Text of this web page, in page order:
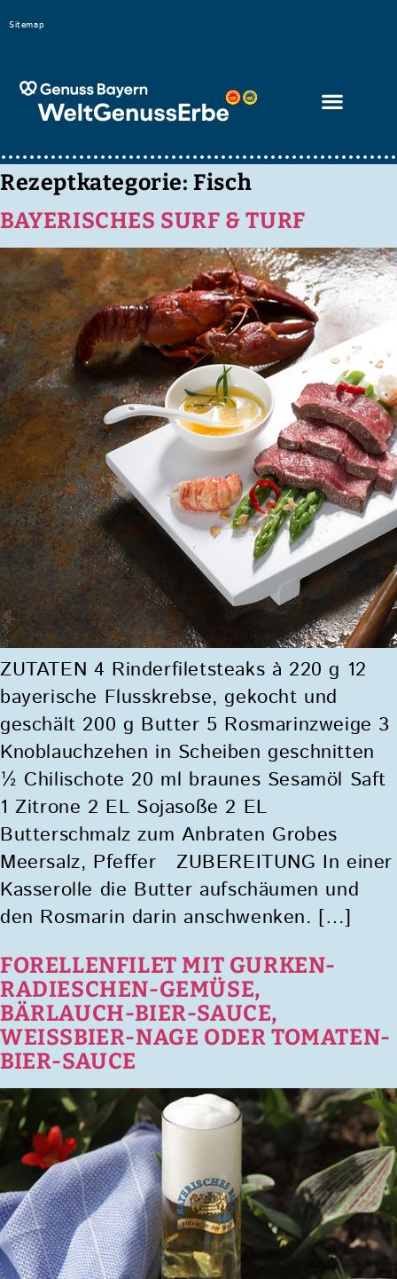
dass
diese
Seite
ein
Zugänglichkeitssystem
verwendet.
Sitemap
Rezeptkategorie: Fisch
BAYERISCHES SURF & TURF
ZUTATEN 4 Rinderfiletsteaks à 220 g 12
bayerische Flusskrebse, gekocht und
geschält 200 g Butter 5 Rosmarinzweige 3
Knoblauchzehen in Scheiben geschnitten
½ Chilischote 20 ml braunes Sesamöl Saft
1 Zitrone 2 EL Sojasoße 2 EL
Butterschmalz zum Anbraten Grobes
Meersalz, Pfeffer ZUBEREITUNG In einer
Kasserolle die Butter aufschäumen und
den Rosmarin darin anschwenken. […]
FORELLENFILET MIT GURKEN-
RADIESCHEN-GEMÜSE,
BÄRLAUCH-BIER-SAUCE,
WEISSBIER-NAGE ODER TOMATEN-
BIER-SAUCE